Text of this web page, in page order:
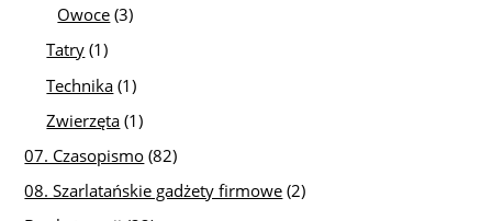
Owoce (3)
Tatry (1)
Technika (1)
Zwierzęta (1)
07. Czasopismo (82)
08. Szarlatańskie gadżety firmowe (2)